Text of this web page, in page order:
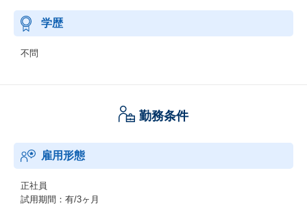
学歴
不問
勤務条件
雇用形態
正社員
試用期間：有/3ヶ月